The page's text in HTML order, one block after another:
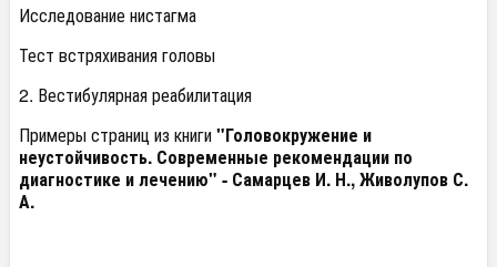
Исследование нистагма
Тест встряхивания головы
2. Вестибулярная реабилитация
Примеры страниц из книги"Головокружение и
неустойчивость. Современные рекомендации по
диагностике и лечению" - Самарцев И. Н., Живолупов С.
А.